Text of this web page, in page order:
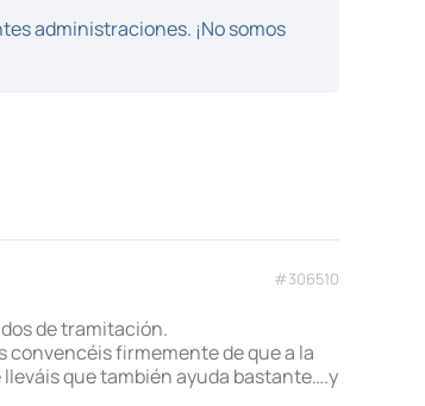
administraciones. ¡No somos
#306510
de tramitación.
convencéis firmemente de que a la
que también ayuda bastante….y